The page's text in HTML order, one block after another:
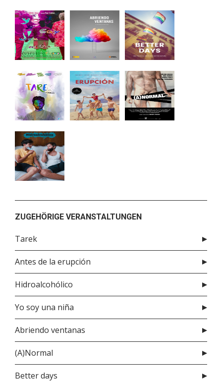
ZUGEHÖRIGE VERANSTALTUNGEN
Tarek
Antes de la erupción
Hidroalcohólico
Yo soy una niña
Abriendo ventanas
(A)Normal
Better days